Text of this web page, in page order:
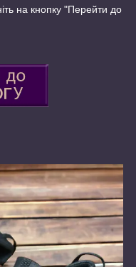
на кнопку "Перейти до